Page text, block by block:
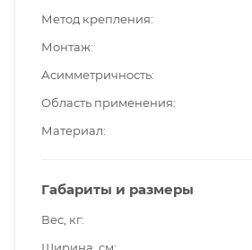
Метод крепления
Монтаж
Асимметричность
Область применения
Материал
Габариты и размеры
Вес, кг